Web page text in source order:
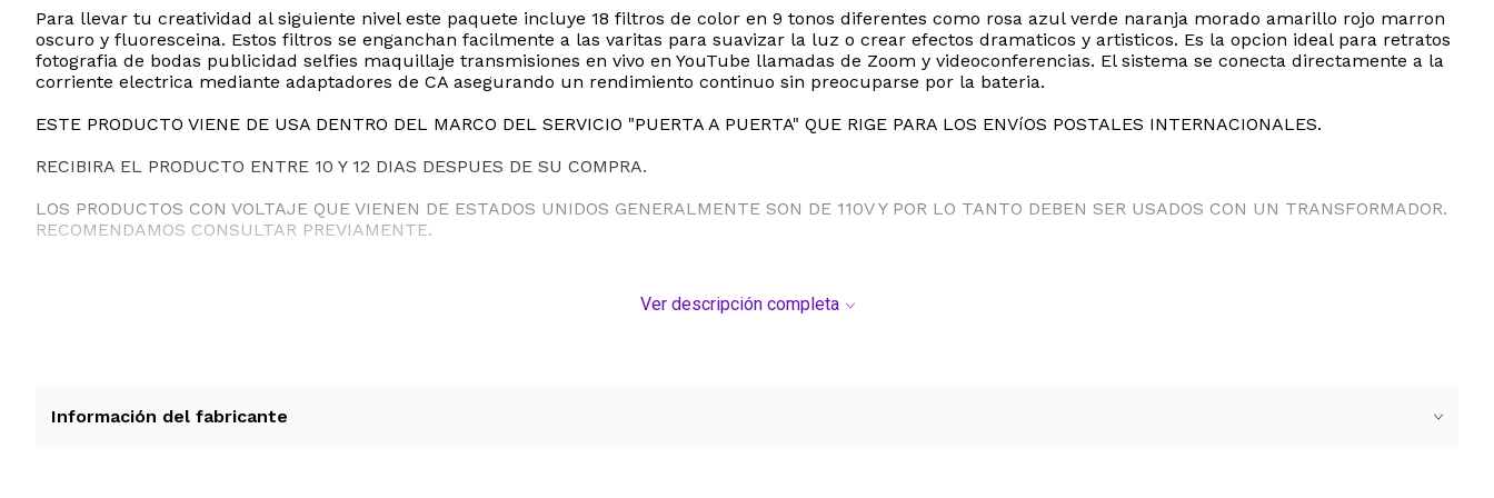
Para llevar tu creatividad al siguiente nivel este paquete incluye 18 filtros de color en 9 tonos diferentes como rosa azul verde naranja morado amarillo rojo marron
oscuro y fluoresceina. Estos filtros se enganchan facilmente a las varitas para suavizar la luz o crear efectos dramaticos y artisticos. Es la opcion ideal para retratos
fotografia de bodas publicidad selfies maquillaje transmisiones en vivo en YouTube llamadas de Zoom y videoconferencias. El sistema se conecta directamente a la
corriente electrica mediante adaptadores de CA asegurando un rendimiento continuo sin preocuparse por la bateria.
ESTE PRODUCTO VIENE DE USA DENTRO DEL MARCO DEL SERVICIO "PUERTA A PUERTA" QUE RIGE PARA LOS ENVíOS POSTALES INTERNACIONALES.
RECIBIRA EL PRODUCTO ENTRE 10 Y 12 DIAS DESPUES DE SU COMPRA.
LOS PRODUCTOS CON VOLTAJE QUE VIENEN DE ESTADOS UNIDOS GENERALMENTE SON DE 110V Y POR LO TANTO DEBEN SER USADOS CON UN TRANSFORMADOR.
RECOMENDAMOS CONSULTAR PREVIAMENTE.
Ver descripción completa
Información del fabricante